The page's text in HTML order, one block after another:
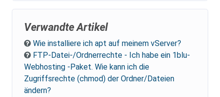
Verwandte Artikel
Wie installiere ich apt auf meinem vServer?
FTP-Datei-/Ordnerrechte - Ich habe ein 1blu-
Webhosting -Paket. Wie kann ich die
Zugriffsrechte (chmod) der Ordner/Dateien
ändern?